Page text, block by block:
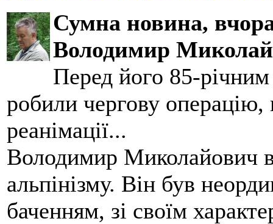
Сумна новина,
Володимир
Перед його 85-
робили чергову операцію,
реанімації...
Володимир Миколайович
альпінізму. Він був
баченням, зі своїм